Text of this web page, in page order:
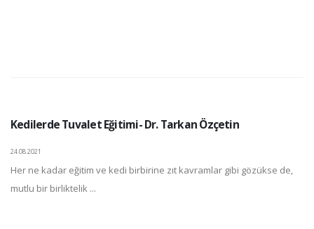
Kedilerde Tuvalet Eğitimi- Dr. Tarkan Özçetin
24.08.2021
Her ne kadar eğitim ve kedi birbirine zıt kavramlar gibi gözükse de,
mutlu bir birliktelik ...